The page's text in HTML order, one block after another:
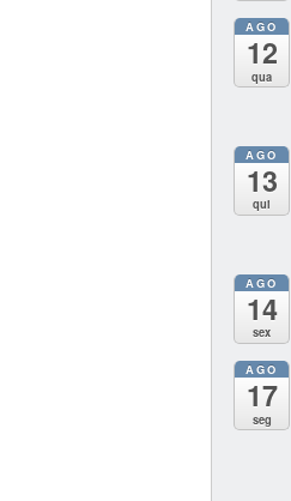
AGO
12
qua
AGO
13
qui
AGO
14
sex
AGO
17
seg